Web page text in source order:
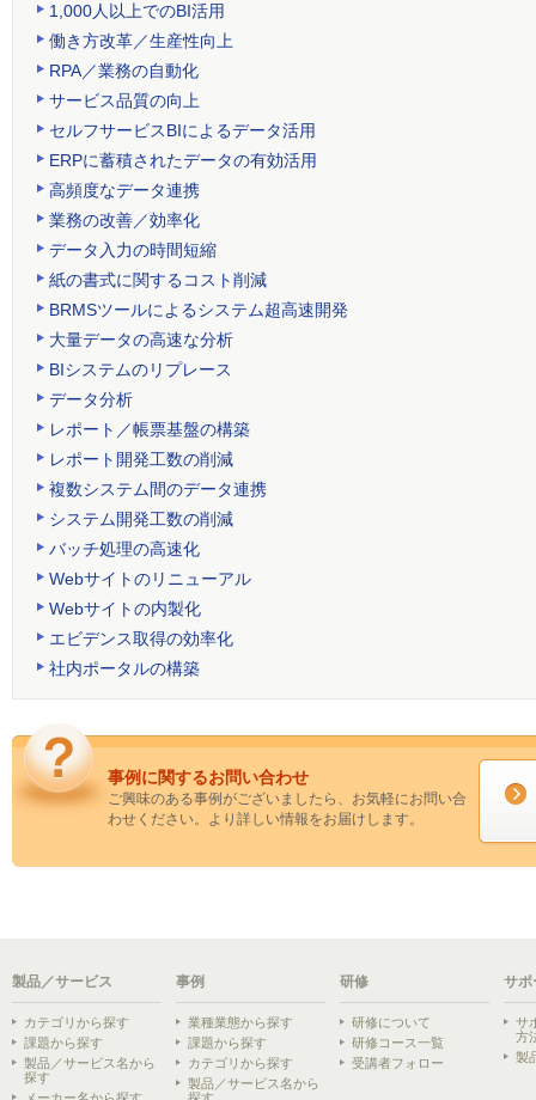
1,000人以上でのBI活用
働き方改革／生産性向上
RPA／業務の自動化
サービス品質の向上
セルフサービスBIによるデータ活用
ERPに蓄積されたデータの有効活用
高頻度なデータ連携
業務の改善／効率化
データ入力の時間短縮
紙の書式に関するコスト削減
BRMSツールによるシステム超高速開発
大量データの高速な分析
BIシステムのリプレース
データ分析
レポート／帳票基盤の構築
レポート開発工数の削減
複数システム間のデータ連携
システム開発工数の削減
バッチ処理の高速化
Webサイトのリニューアル
Webサイトの内製化
エビデンス取得の効率化
社内ポータルの構築
事例に関するお問い合わせ
ご興味のある事例がございましたら、お気軽にお問い合
わせください。より詳しい情報をお届けします。
製品／サービス
カテゴリから探す
課題から探す
製品／サービス名から
探す
事例
業種業態から探す
課題から探す
カテゴリから探す
製品／サービス名から
研修
研修について
研修コース一覧
受講者フォロー
サポ
サ
方
製